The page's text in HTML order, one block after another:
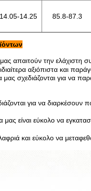
14.05-14.25 85.8-87.3
μας απαιτούν την ελάχιστη
ιδιαίτερα αξιόπιστα και
μας σχεδιάζονται για να
για να
μας είναι εύκολο να
και εύκολο να